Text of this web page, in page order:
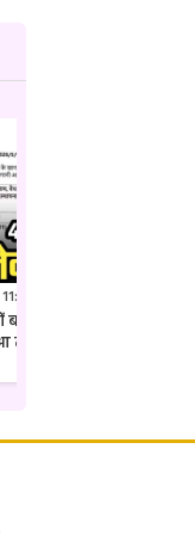
PM IST
बदल दिया गया कलेक्टर शहडोल